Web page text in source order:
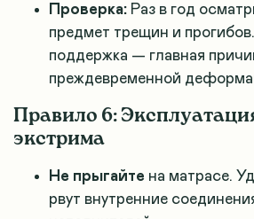
Проверка: Раз в год
предмет трещин и
поддержка — главная
преждевременной
Правило 6:
экстрима
Не прыгайте на матрасе.
рвут внутренние